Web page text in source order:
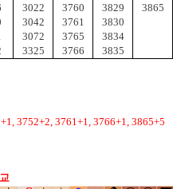
3022 3760 3829
3865
3042 3761
3830
3072 3765
3834
3325 3766 3835
3752+2, 3761+1, 3766+1, 3865+5